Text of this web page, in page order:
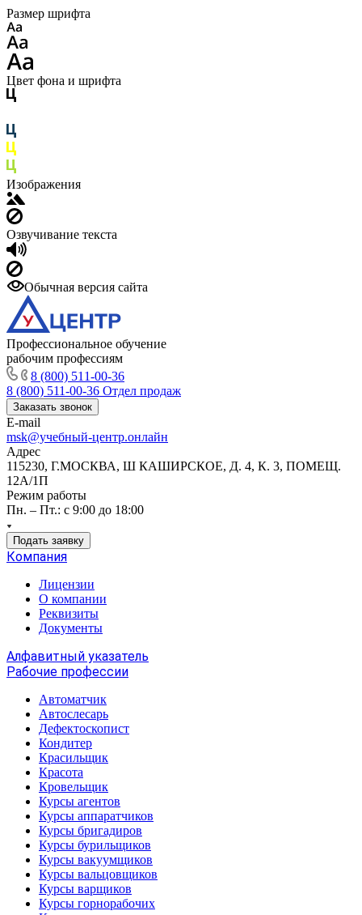
Размер шрифта
Цвет фона и шрифта
Изображения
Озвучивание текста
Обычная версия сайта
Профессиональное обучение
рабочим профессиям
8 (800) 511-00-36
8 (800) 511-00-36 Отдел продаж
Заказать звонок
E-mail
msk@учебный-центр.онлайн
Адрес
115230, Г.МОСКВА, Ш КАШИРСКОЕ, Д. 4, К. 3, ПОМЕЩ.
12А/1П
Режим работы
Пн. – Пт.: с 9:00 до 18:00
Подать заявку
Компания
Лицензии
О компании
Реквизиты
Документы
Алфавитный указатель
Рабочие профессии
Автоматчик
Автослесарь
Дефектоскопист
Кондитер
Красильщик
Красота
Кровельщик
Курсы агентов
Курсы аппаратчиков
Курсы бригадиров
Курсы бурильщиков
Курсы вакуумщиков
Курсы вальцовщиков
Курсы варщиков
Курсы горнорабочих